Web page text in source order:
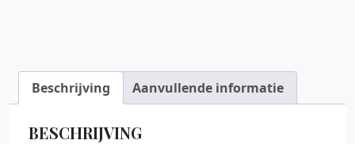
Beschrijving Aanvullende informatie
BESCHRIJVING